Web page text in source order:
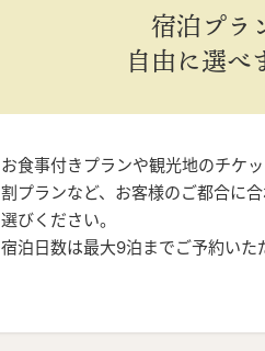
宿泊プラ
自由に選べ
お食事付きプランや観光地のチケ
割プランなど、お客様のご都合に
選びください。
宿泊日数は最大9泊までご予約いた